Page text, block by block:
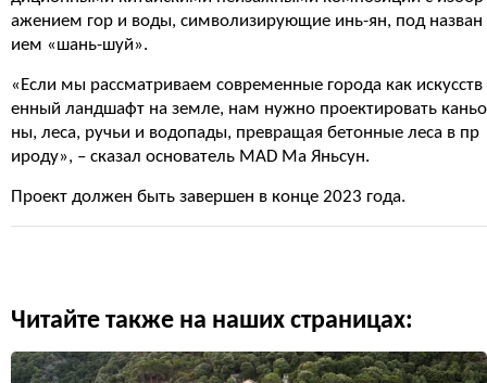
ажением гор и воды, символизирующие инь-ян, под назван
ием «шань-шуй».
«Если мы рассматриваем современные города как искусств
енный ландшафт на земле, нам нужно проектировать каньо
ны, леса, ручьи и водопады, превращая бетонные леса в пр
ироду», – сказал основатель MAD Ма Яньсун.
Проект должен быть завершен в конце 2023 года.
Читайте также на наших страницах: